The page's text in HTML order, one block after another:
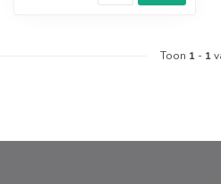
Toon 1 - 1